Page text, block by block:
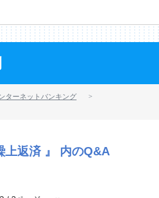
ターネットバンキング
上返済 』 内のQ&A